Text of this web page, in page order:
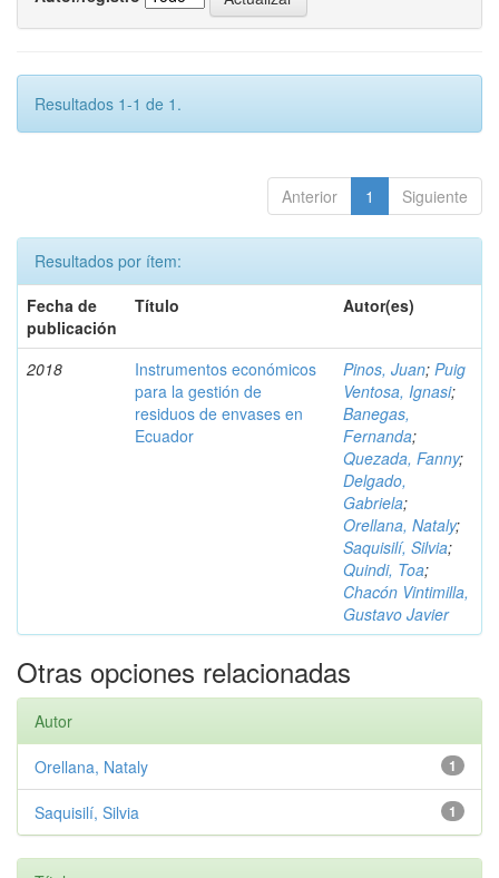
Resultados 1-1 de 1.
Anterior 1 Siguiente
Resultados por ítem:
Fecha de
publicación
Título Autor(es)
2018
Instrumentos económicos
para la gestión de
residuos de envases en
Ecuador
Pinos, Juan; Puig
Ventosa, Ignasi;
Banegas,
Fernanda;
Quezada, Fanny;
Delgado,
Gabriela;
Orellana, Nataly;
Saquisilí, Silvia;
Quindi, Toa;
Chacón Vintimilla,
Gustavo Javier
Otras opciones relacionadas
Autor
1
Orellana, Nataly
1
Saquisilí, Silvia